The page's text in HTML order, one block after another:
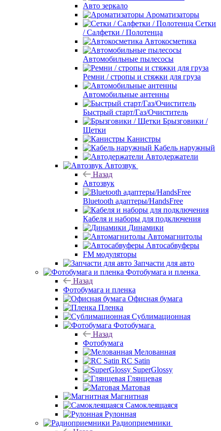
Авто зеркало
Ароматизаторы
Сетки
/ Салфетки / Полотенца
Автокосметика
Автомобильные пылесосы
Ремни / стропы и стяжки для груза
Автомобильные антенны
Быстрый старт/Газ/Очиститель
Брызговики /
Щетки
Канистры
Кабель наружный
Автодержатели
Автозвук
Назад
Автозвук
Bluetooth адаптеры/HandsFree
Кабеля и наборы для подключения
Динамики
Автомагнитолы
Автосабвуферы
FM модуляторы
Запчасти для авто
Фотобумага и пленка
Назад
Фотобумага и пленка
Офисная бумага
Пленка
Сублимационная
Фотобумага
Назад
Фотобумага
Мелованная
RC Satin
SuperGlossy
Глянцевая
Матовая
Магнитная
Самоклеящаяся
Рулонная
Радиоприемники